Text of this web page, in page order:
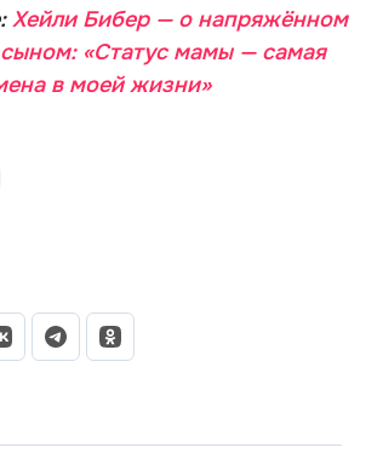
Хейли Бибер — о напряжённом
«Статус мамы — самая
в моей жизни»